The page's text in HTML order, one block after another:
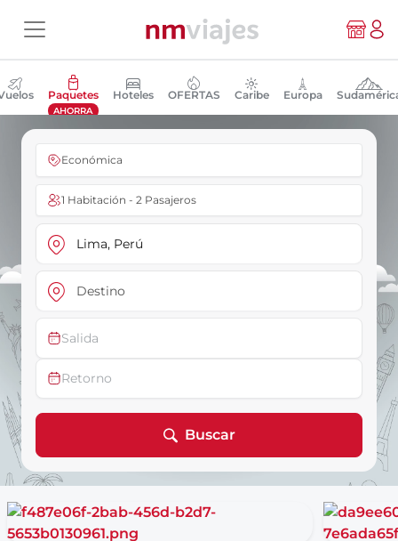
Paquetes
AHORRA
Hoteles OFERTAS Caribe Europa
Económica
1 Habitación - 2 Pasajeros
Salida
Retorno
Buscar